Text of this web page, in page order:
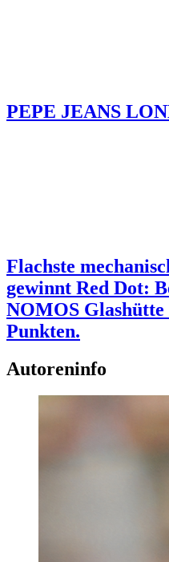
PEPE JEANS
Flachste
gewinnt Red Dot:
NOMOS Glashütte
Punkten.
Autoreninfo